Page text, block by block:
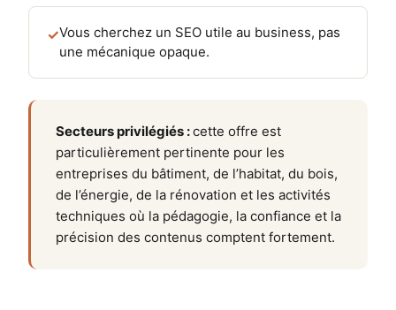
✓Vous cherchez un SEO utile au business, pas
une mécanique opaque.
Secteurs privilégiés :cette offre est
particulièrement pertinente pour les
entreprises du bâtiment, de l’habitat, du bois,
de l’énergie, de la rénovation et les activités
techniques où la pédagogie, la confiance et la
précision des contenus comptent fortement.